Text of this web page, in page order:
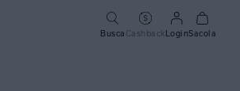
Busca CashbackLoginSacola